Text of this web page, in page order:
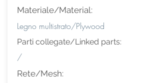
Materiale/Material:
Legno multistrato/Plywood
Parti collegate/Linked parts:
/
Rete/Mesh: